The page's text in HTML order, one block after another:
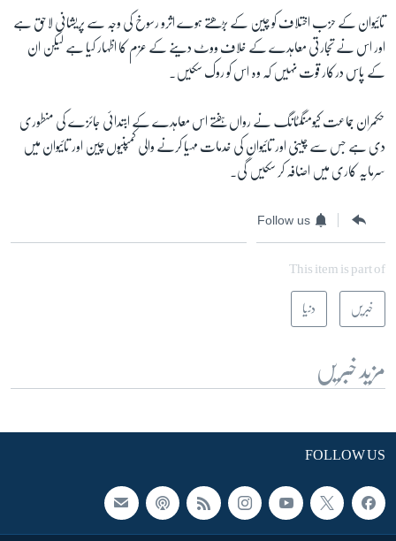
تائیوان کے حزب اختلاف کو چین کے بڑھتے ہوے اثرو رسوخ کی وجہ سے پریشانی لاحق ہے
اور اس نے تجارتی معاہدے کے خلاف ووٹ دینے کے عزم کا اظہار کیا ہے لیکن ان
کے پاس درکار قوت نہیں کہ وہ اس کو روک سکیں۔
حکمران جماعت کیومنگٹانگ نے رواں ہفتے اس معاہدے کے ابتدائی جائزے کی منطوری
دی ہے جس سے چینی اور تائیوان کی خدمات مہیا کرنے والی کمپنیوں چین اور تائیوان میں
سرمایہ کاری میں اضافہ کر سکیں گی۔
Follow us
This item is part of
خبریں دنیا
مزید خبریں
FOLLOW US